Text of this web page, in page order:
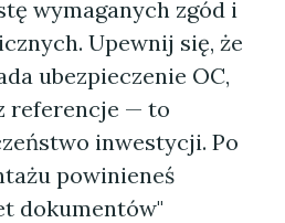
wymaganych zgód i
Upewnij się, że
ubezpieczenie OC,
referencje — to
inwestycji. Po
powinieneś
dokumentów"